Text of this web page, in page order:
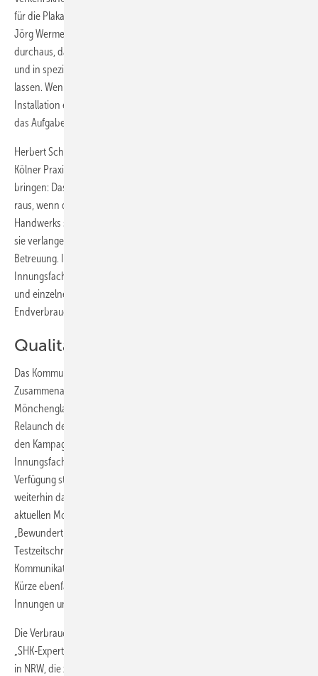
für die Plakatierung im gesamten Stadtgebiet ausgesucht, erläutert
Jörg Wermes, Geschäftsführer der Kölner Innung. „Wir begrüßen es
durchaus, dass sich die Verbraucher im Internet, in Fachzeitschriften
und in speziellen Ausstellungen vorinformieren und inspirieren
lassen. Wenn es dann aber an die konkrete Planung, Beschaffung und
Installation eines Bades, einer Heizungs- oder Lüftungsanlage geht, ist
das Aufgabe des Fachbetriebs“, sagt Wermes.
Herbert Schumacher, Obermeister der SHK-Innung, fügt aus der
Kölner Praxis an: „Man kann es auch ganz einfach auf einen Nenner
bringen: Das Internet baut keine Bäder und der Baumarkt kommt nicht
raus, wenn die Heizung streikt. Die Produkte und Leistungen des SHK-
Handwerks sind darüber hinaus erklärungs- und beratungsbedürftig;
sie verlangen eine fachmännische Installation mit anschließender
Betreuung. In diesem Gesamtpaket liegt die Kernkompetenz unserer
Innungsfachbetriebe. Versuche, dieses Paket auseinanderzureißen
und einzelne Teile herauszupicken, gehen im Regelfall zulasten des
Endverbrauchers.“
Qualität à la SHK-Expert
Das Kommunikationskonzept wurde vom Fachverband SHK NRW in
Zusammenarbeit mit der Kreativagentur „Zeichensaele“ aus
Mönchengladbach entworfen. Es umfasst unter anderem auch den
Relaunch des offiziellen NRW-Fachbetriebslogos, das ebenfalls auf
den Kampagnenmotiven zu sehen ist und allen angeschlossenen
Innungsfachbetrieben für die betriebliche Imagewerbung zur
Verfügung steht. Das neue „Erkennungszeichen“ beinhaltet auch
weiterhin das Eckring-Logo des Zentralverbandes SHK. Neben den
aktuellen Motiven „Internet“ und „Baumarkt“ gehören auch die Motive
„Bewundert in der Badausstellung“ und „Gelesen in der
Testzeitschrift“ zum Repertoire 2017/2018. Das
Kommunikationskonzept ist auf mehrere Jahre ausgelegt und sieht in
Kürze ebenfalls verschiedenste kostenlose Marketingmaterialien für
Innungen und Fachbetriebe zur Endkundenwerbung vor.
Die Verbraucherkampagne ist zugleich Auftakt und Begleitung für
„SHK-Expert“, eine umfassende Qualitätsoffensive des SHK-Handwerks
in NRW, die zurzeit vorbereitet und 2018 an den Start gehen wird.